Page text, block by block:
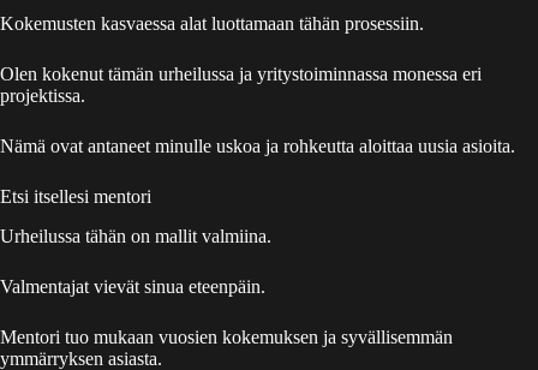
Kokemusten kasvaessa alat luottamaan tähän prosessiin.
Olen kokenut tämän urheilussa ja yritystoiminnassa monessa eri
projektissa.
Nämä ovat antaneet minulle uskoa ja rohkeutta aloittaa uusia asioita.
Etsi itsellesi mentori
Urheilussa tähän on mallit valmiina.
Valmentajat vievät sinua eteenpäin.
Mentori tuo mukaan vuosien kokemuksen ja syvällisemmän
ymmärryksen asiasta.